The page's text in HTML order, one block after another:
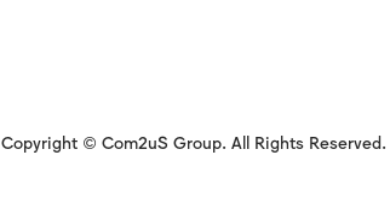
Copyright © Com2uS Group. All Rights Reserved.